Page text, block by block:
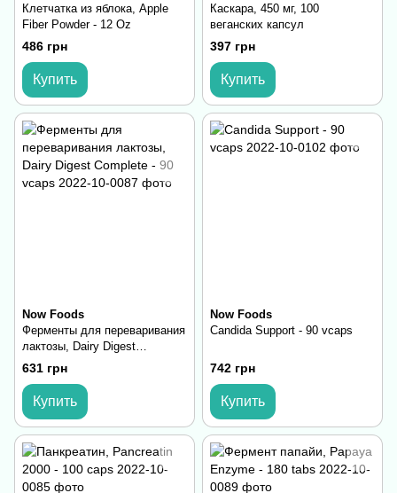
Клетчатка из яблока, Apple
Fiber Powder - 12 Oz
486 грн
Купить
Каскара, 450 мг, 100
веганских капсул
397 грн
Купить
Now Foods
Ферменты для переваривания
лактозы, Dairy Digest
Complete - 90 vcaps
631 грн
Купить
Now Foods
Candida Support - 90 vcaps
742 грн
Купить